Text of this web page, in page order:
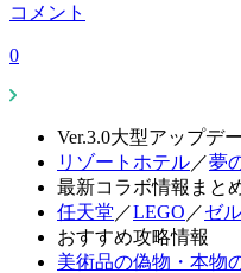
コメント
0
Ver.3.0大型アップデ
リゾートホテル／夢
最新コラボ情報まと
任天堂 ／LEGO ／ゼ
おすすめ攻略情報
美術品の偽物・本物